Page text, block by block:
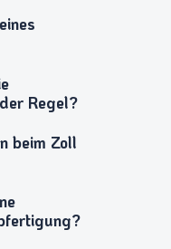
Regel?
beim Zoll